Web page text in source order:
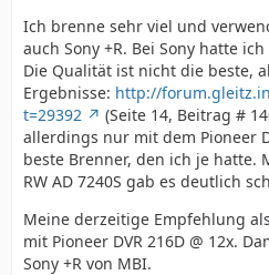
Ich brenne sehr viel und
auch Sony +R. Bei Sony hatte
Die Qualität ist nicht die beste,
Ergebnisse: http://
t=29392
(Seite 14, Beitrag #
allerdings nur mit dem Pioneer
beste Brenner, den ich je hatte.
RW AD 7240S gab es deutlich
Meine derzeitige Empfehlung
mit Pioneer DVR 216D @ 12x.
Sony +R von MBI.